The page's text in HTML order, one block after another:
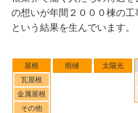
屋根
瓦屋根
金属屋根
その他
雨樋 太陽光
の想いが年間２０００棟の
という結果を生んでいます。